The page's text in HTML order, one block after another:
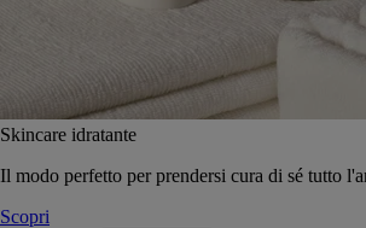
Skincare idratante
Il modo perfetto per prendersi cura di sé tutto
Scopri